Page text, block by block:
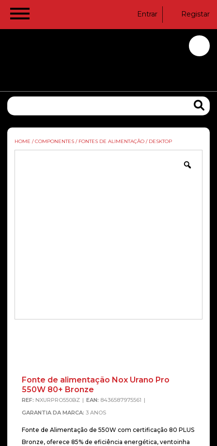
Entrar Registar
HOME / COMPONENTES / FONTES DE ALIMENTAÇÃO / DESKTOP
Fonte de alimentação Nox Urano Pro
550W 80+ Bronze
REF: NXURPRO550BZ EAN: 8436587975561
GARANTIA DA MARCA: 3 ANOS
Fonte de Alimentação de 550W com certificação 80 PLUS
Bronze, oferece 85% de eficiência energética, ventoinha